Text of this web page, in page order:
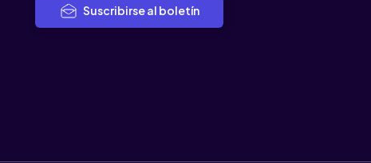
Suscribirse al boletín